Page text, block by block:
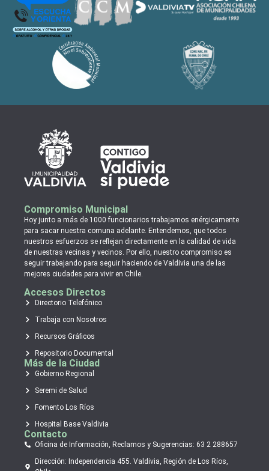
Compromiso Municipal
Hoy junto a más de 1000 funcionarios trabajamos enérgicamente
para sacar nuestra comuna adelante. Entendemos, que todos
nuestros esfuerzos se reflejan directamente en la calidad de vida
de nuestras vecinas y vecinos. Por ello, nuestro compromiso es
seguir trabajando para seguir haciendo de Valdivia una de las
mejores ciudades para vivir en Chile.
Accesos Directos
Directorio Telefónico
Trabaja con Nosotros
Recursos Gráficos
Repositorio Documental
Más de la Ciudad
Gobierno Regional
Seremi de Salud
Fomento Los Ríos
Hospital Base Valdivia
Contacto
Oficina de Información, Reclamos y Sugerencias: 63 2 288657
Dirección: Independencia 455. Valdivia, Región de Los Ríos,